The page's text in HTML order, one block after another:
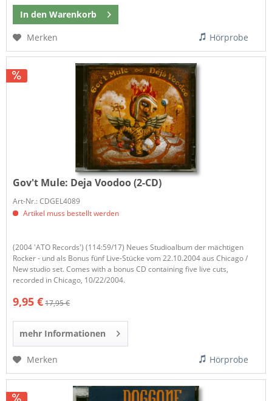
In den Warenkorb
Merken
Hörprobe
Gov't Mule: Deja Voodoo (2-CD)
Art-Nr.: CDGEL4089
Artikel muss bestellt werden
(2004 'ATO Records') (114:59/17) Neues Studioalbum der mächtigen
Rocker - und als Bonus fünf Live-Stücke vom 22.10.2004 aus Chicago /
New studio set. Comes with a bonus CD containing five live cuts,
recorded in Chicago, 10/22/2004.
9,95 €17,95 €
mehr Informationen
Merken Hörprobe